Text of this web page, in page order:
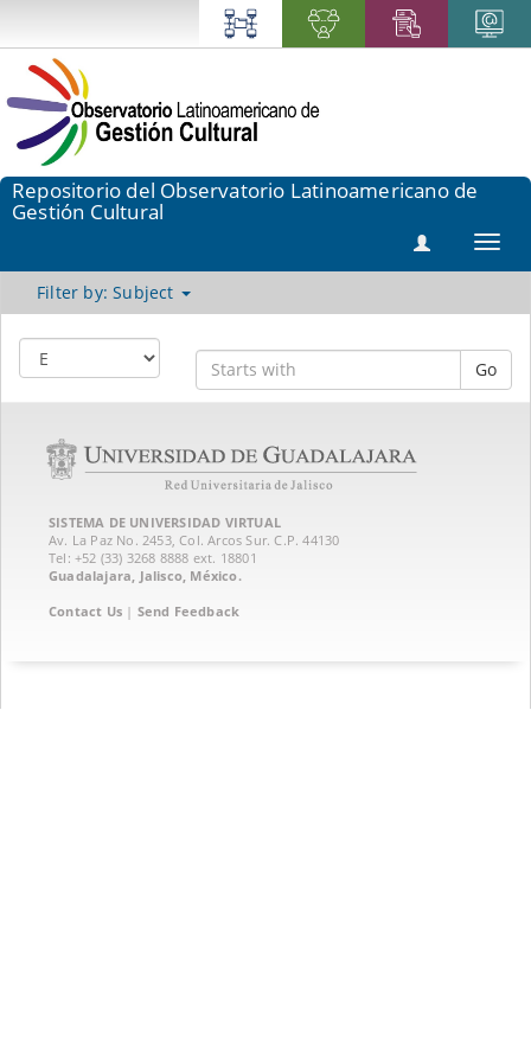
Repositorio del Observatorio Latinoamericano de
Gestión Cultural
Filter by: Subject
Go
SISTEMA DE UNIVERSIDAD VIRTUAL
Av. La Paz No. 2453, Col. Arcos Sur. C.P. 44130
Tel: +52 (33) 3268 8888‏ ext. 18801
Guadalajara, Jalisco, México.
Contact Us | Send Feedback